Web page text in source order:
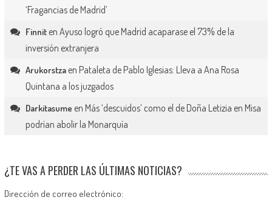
‘Fragancias de Madrid’
Finniten Ayuso logró que Madrid acaparase el 73% de la
inversión extranjera
Arukorstzaen Pataleta de Pablo Iglesias: Lleva a Ana Rosa
Quintana a los juzgados
Darkitasume en Más ‘descuidos’ como el de Doña Letizia en Misa
podrían abolir la Monarquía
¿TE VAS A PERDER LAS ÚLTIMAS NOTICIAS?
Dirección de correo electrónico: